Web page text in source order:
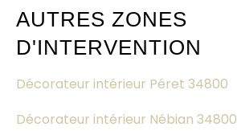
AUTRES ZONES
D'INTERVENTION
Décorateur intérieur Péret 34800
Décorateur intérieur Nébian 34800